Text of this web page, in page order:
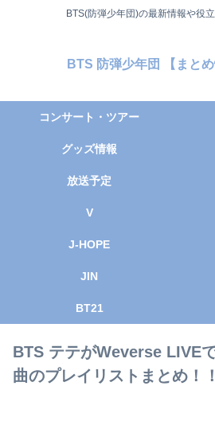
BTS(防弾少年団)の最新情報や役
BTS 防弾少年団 【まとめ
コンサート・ツアー
グッズ情報
放送予定
V
J-HOPE
JIN
BT21
BTS テテがWeverse LIVE
曲のプレイリストまとめ！！